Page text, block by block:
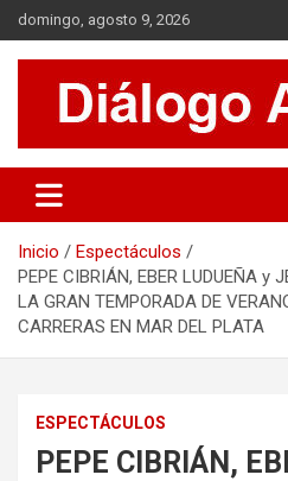
Saltar
al
contenido
domingo, agosto 9, 2026
Diálogo Abierto
Se tratan diversos temas de
aporte a la sociedad, brindando
Inicio
Espectáculos
PEPE CIBRIÁN, EBER LUDUEÑA y
LA GRAN TEMPORADA DE
CARRERAS EN MAR DEL PLATA
ESPECTÁCULOS
PEPE CIBRIÁN,